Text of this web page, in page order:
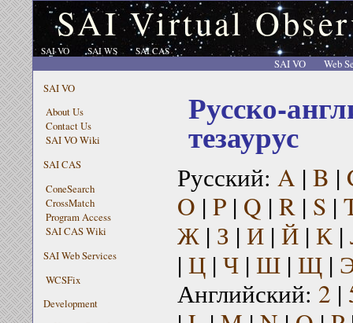
SAI Virtual
SAI VO SAI WS SAI CAS
SAI VO
Web
SAI VO
About Us
Contact Us
SAI VO Wiki
SAI CAS
ConeSearch
CrossMatch
Program Access
SAI CAS Wiki
SAI Web Services
WCSFix
Development
Русско-
тезаурус
Русский: A | B |
O | P| Q | R| S |
Ж| З | И| Й| К|
| Ц| Ч| Ш| Щ|
Английский: 2 |